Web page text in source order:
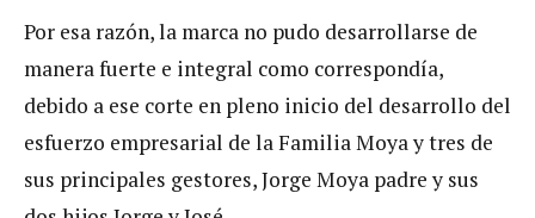
Por esa razón, la marca no pudo desarrollarse de
manera fuerte e integral como correspondía,
debido a ese corte en pleno inicio del desarrollo del
esfuerzo empresarial de la Familia Moya y tres de
sus principales gestores, Jorge Moya padre y sus